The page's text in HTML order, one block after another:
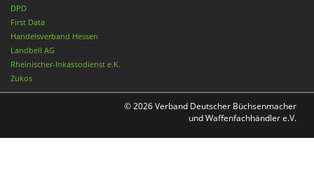
DPD
First Data
Handelsverband Hessen
Landbell AG
Rheinischer-Inkassodienst e.K.
Zukos
© 2026 Verband Deutscher Büchsenmacher
und Waffenfachhändler e.V.